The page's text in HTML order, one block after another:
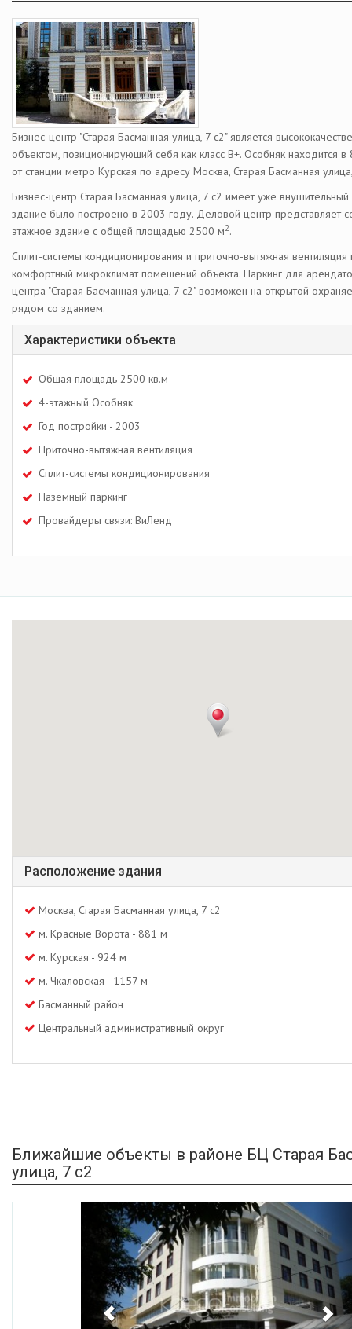
Бизнес-центр "Старая Басманная улица, 7 с2" является
объектом, позиционирующий себя как класс В+. Особняк находится
от станции метро Курская по адресу Москва, Старая Басманная
Бизнес-центр Старая Басманная улица, 7 с2 имеет уже внушительный
здание было построено в 2003 году. Деловой центр представляет
этажное здание с общей площадью 2500 м2.
Сплит-системы кондиционирования и приточно-вытяжная вентиляция
комфортный микроклимат помещений объекта. Паркинг для
центра "Старая Басманная улица, 7 с2" возможен на открытой
рядом со зданием.
Характеристики объекта
Общая площадь 2500 кв.м
4-этажный Особняк
Год постройки - 2003
Приточно-вытяжная вентиляция
Сплит-системы кондиционирования
Наземный паркинг
Провайдеры связи: ВиЛенд
Расположение здания
Москва, Старая Басманная улица, 7 с2
м. Красные Ворота - 881 м
м. Курская - 924 м
м. Чкаловская - 1157 м
Басманный район
Центральный административный округ
Ближайшие объекты в районе БЦ Старая
улица, 7 с2
Previous